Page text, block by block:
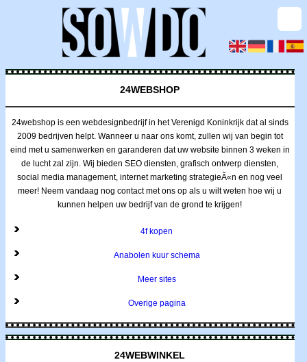
24WEBSHOP
24webshop is een webdesignbedrijf in het Verenigd Koninkrijk dat al sinds
2009 bedrijven helpt. Wanneer u naar ons komt, zullen wij van begin tot
eind met u samenwerken en garanderen dat uw website binnen 3 weken in
de lucht zal zijn. Wij bieden SEO diensten, grafisch ontwerp diensten,
social media management, internet marketing strategieÃ«n en nog veel
meer! Neem vandaag nog contact met ons op als u wilt weten hoe wij u
kunnen helpen uw bedrijf van de grond te krijgen!
4f kopen
Anabolen kuur schema
Meer sites
Overige pagina
24WEBWINKEL